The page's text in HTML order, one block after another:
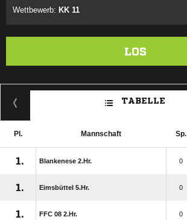
Wettbewerb: KK 11
LOS
TABELLE
Pl. Mannschaft Sp.
1. Blankenese 2.Hr. 0
1. Eimsbüttel 5.Hr. 0
1. FFC 08 2.Hr. 0